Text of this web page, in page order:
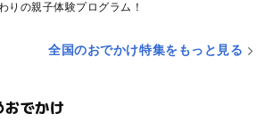
りの親子体験プログラム！
全国のおでかけ特集をもっと見る
でかけ